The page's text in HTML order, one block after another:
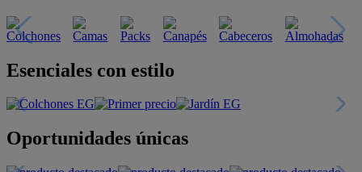
Esenciales con estilo
Oportunidades únicas